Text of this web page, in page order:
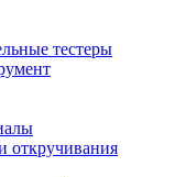
тестеры
откручивания